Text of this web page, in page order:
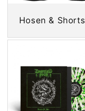
Hosen & Shorts